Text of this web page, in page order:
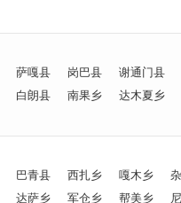
萨嘎县 岗巴县
谢通门县
白朗县 南果乡 达木夏乡
巴青县 西扎乡 嘎木乡
达萨乡 军仓乡 帮美乡